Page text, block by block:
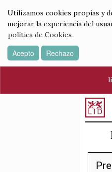
Utilizamos cookies propias y
mejorar la experiencia del
política de Cookies.
Acepto Rechazo